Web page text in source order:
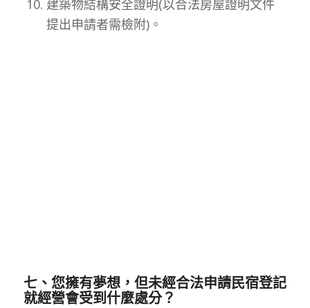
建築物結構安全證明(以合法房屋證明文件
提出申請者需檢附)。
七、您擁有夢想，但未經合法申請民宿登記
就經營會受到什麼處分？